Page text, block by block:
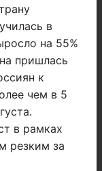
в
на 55%
пришлась
к
чем в 5
в рамках
резким за